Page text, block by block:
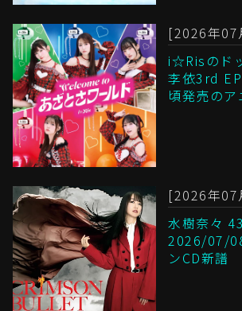
[2026年
i☆Risのド
李依3rd
頃発売の
[2026年
水樹奈々
2026/07/
ンCD新譜